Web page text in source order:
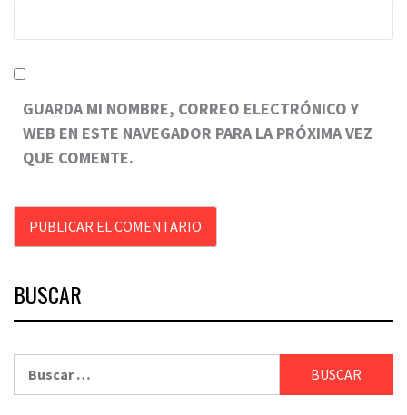
GUARDA MI NOMBRE, CORREO ELECTRÓNICO Y
WEB EN ESTE NAVEGADOR PARA LA PRÓXIMA VEZ
QUE COMENTE.
BUSCAR